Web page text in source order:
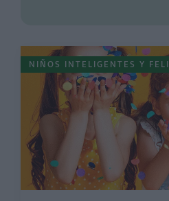
NIÑOS INTELIGENTES Y